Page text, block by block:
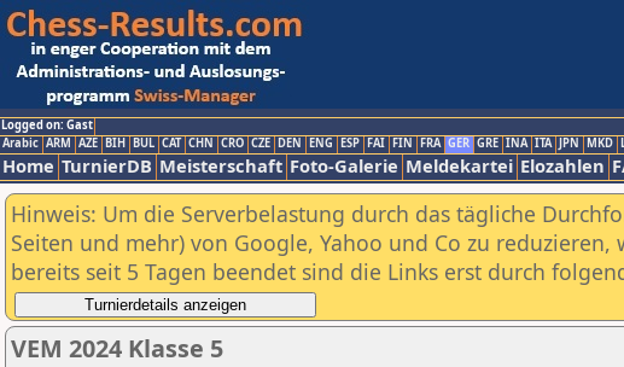
Logged on: Gast
Arabic ARM AZE BIH BUL CAT CHN CRO CZE DEN ENG ESP FAI FIN FRA GER GRE INA ITA JPN MKD
Home TurnierDB Meisterschaft Foto-Galerie Meldekartei Elozahlen
Hinweis: Um die Serverbelastung durch das tägliche
Seiten und mehr) von Google, Yahoo und Co zu
bereits seit 5 Tagen beendet sind die Links erst durch
VEM 2024 Klasse 5